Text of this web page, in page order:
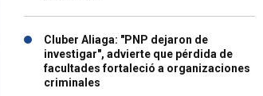
Cluber Aliaga: "PNP dejaron de
investigar", advierte que pérdida de
facultades fortaleció a organizaciones
criminales